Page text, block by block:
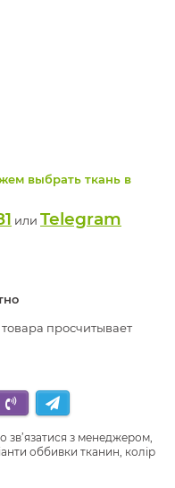
выбрать ткань в
или Telegram
просчитывает
з менеджером,
оббивки тканин, колір